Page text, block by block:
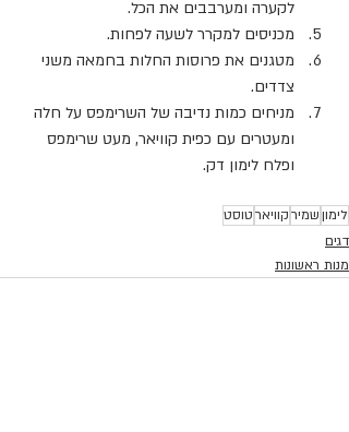
לקערה ומערבבים את הכל.
מכניסים למקרר לשעה לפחות.
מטגנים את פרוסות החלות בחמאה משני
צדדים.
מניחים כמות נדיבה של השרימפס על חלה
ומעטרים עם כפית קוויאר, מעט שרימפס
ופלח לימון דק.
לימוןשמירקוויארטוסט
דגים
מנות ראשונות